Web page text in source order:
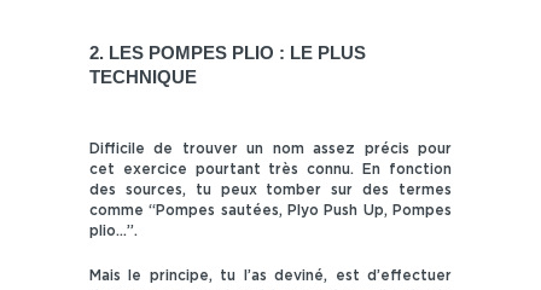
2. LES POMPES PLIO : LE PLUS
TECHNIQUE
Difficile de trouver un nom assez précis pour
cet exercice pourtant très connu. En fonction
des sources, tu peux tomber sur des termes
comme “Pompes sautées, Plyo Push Up, Pompes
plio…”.
Mais le principe, tu l’as deviné, est d’effectuer